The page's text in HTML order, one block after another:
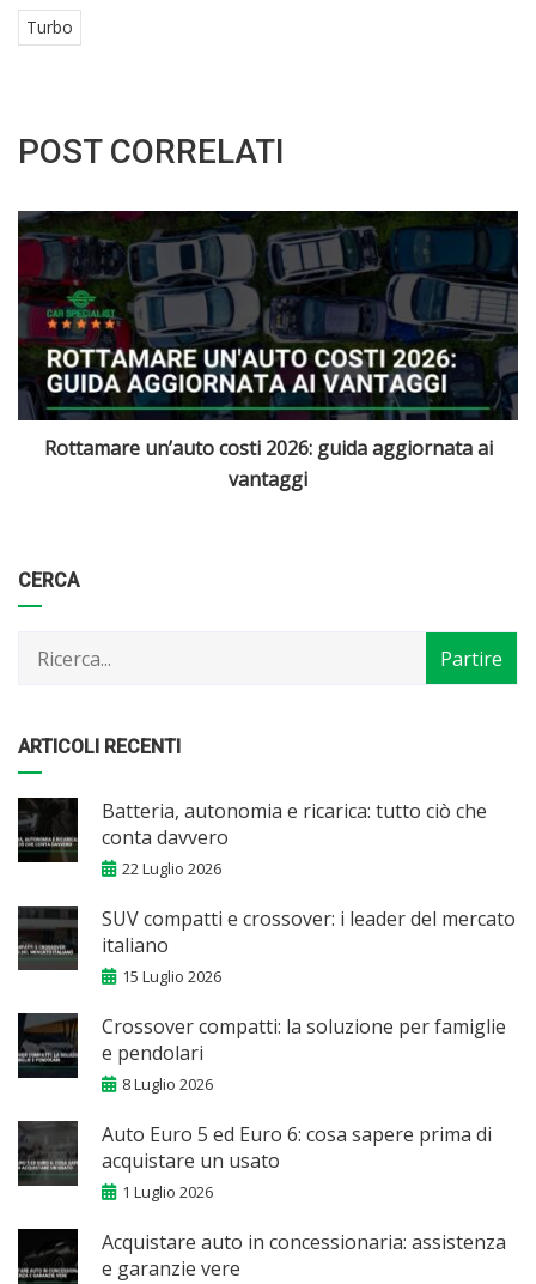
Turbo
POST CORRELATI
Quali sono le migliori auto elettriche disponibili in Italia
CERCA
ARTICOLI RECENTI
Batteria, autonomia e ricarica: tutto ciò che
conta davvero
22 Luglio 2026
SUV compatti e crossover: i leader del mercato
italiano
15 Luglio 2026
Crossover compatti: la soluzione per famiglie
e pendolari
8 Luglio 2026
Auto Euro 5 ed Euro 6: cosa sapere prima di
acquistare un usato
1 Luglio 2026
Acquistare auto in concessionaria: assistenza
e garanzie vere
Categorie
Articoli
per